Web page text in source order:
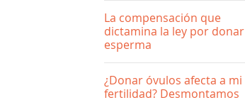
La compensación que
dictamina la ley por donar
esperma
¿Donar óvulos afecta a mi
fertilidad? Desmontamos